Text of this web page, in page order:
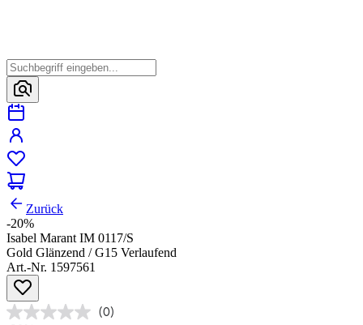
Zurück
-20%
Isabel Marant IM 0117/S
Gold Glänzend / G15 Verlaufend
Art.-Nr. 1597561
(0)